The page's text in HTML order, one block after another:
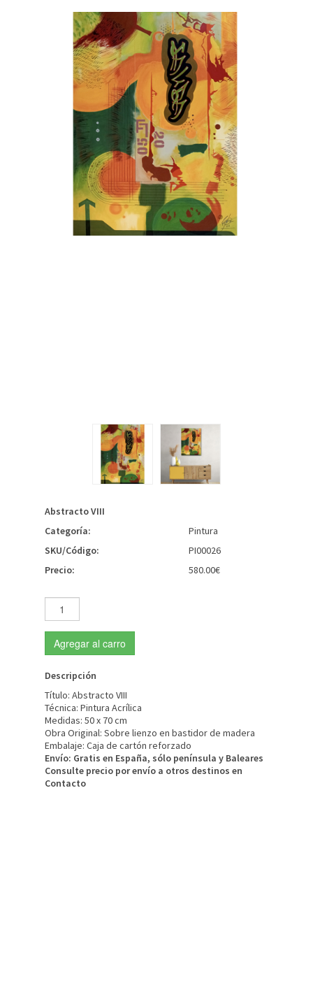
Abstracto VIII
Categoría:
Pintura
SKU/Código:
PI00026
Precio:
580.00€
Agregar al carro
Descripción
Tí­tulo: Abstracto VIII
Técnica: Pintura Acrílica
Medidas: 50 x 70 cm
Obra Original: Sobre lienzo en bastidor de madera
Embalaje: Caja de cartón reforzado
Envío: Gratis en España, sólo península y Baleares
Consulte precio por enví­o a otros destinos en
Contacto